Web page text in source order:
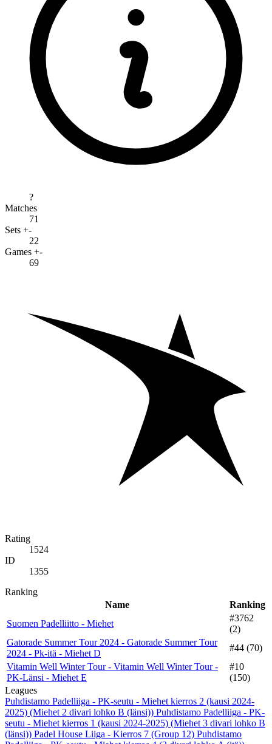
?
Matches
71
Sets +-
22
Games +-
69
Rating
1524
ID
1355
Ranking
Name
Ranking
Suomen Padelliitto - Miehet
#3762
(2)
Gatorade Summer Tour 2024 - Gatorade Summer Tour
2024 - Pk-itä - Miehet D
#44 (70)
Vitamin Well Winter Tour - Vitamin Well Winter Tour -
PK-Länsi - Miehet E
#10
(150)
Leagues
Puhdistamo Padelliiga - PK-seutu - Miehet kierros 2 (kausi 2024-
2025) (Miehet 2 divari lohko B (länsi)) Puhdistamo Padelliiga - PK-
seutu - Miehet kierros 1 (kausi 2024-2025) (Miehet 3 divari lohko B
(länsi)) Padel House Liiga - Kierros 7 (Group 12) Puhdistamo